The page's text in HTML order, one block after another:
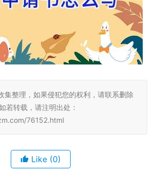
集整理，如果侵犯您的权利，请联系删除
若转载，请注明出处：
76152.html
Like (0)